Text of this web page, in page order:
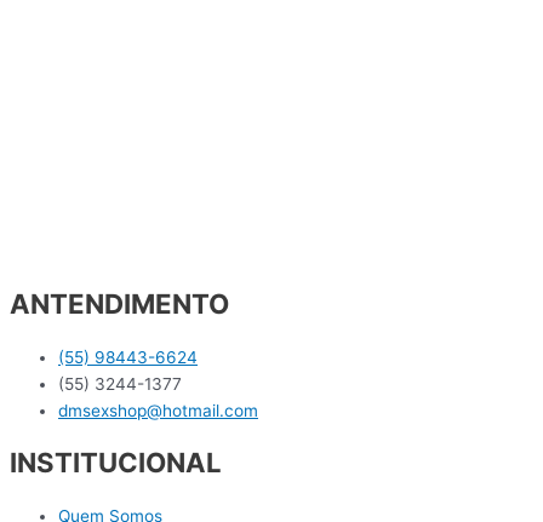
ANTENDIMENTO
(55) 98443-6624
(55) 3244-1377
dmsexshop@hotmail.com
INSTITUCIONAL
Quem Somos